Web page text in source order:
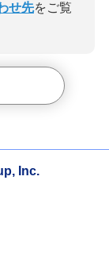
せ先をご覧
Inc.